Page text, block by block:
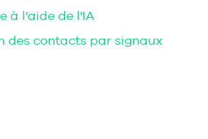
à l'aide de l'IA
des contacts par signaux